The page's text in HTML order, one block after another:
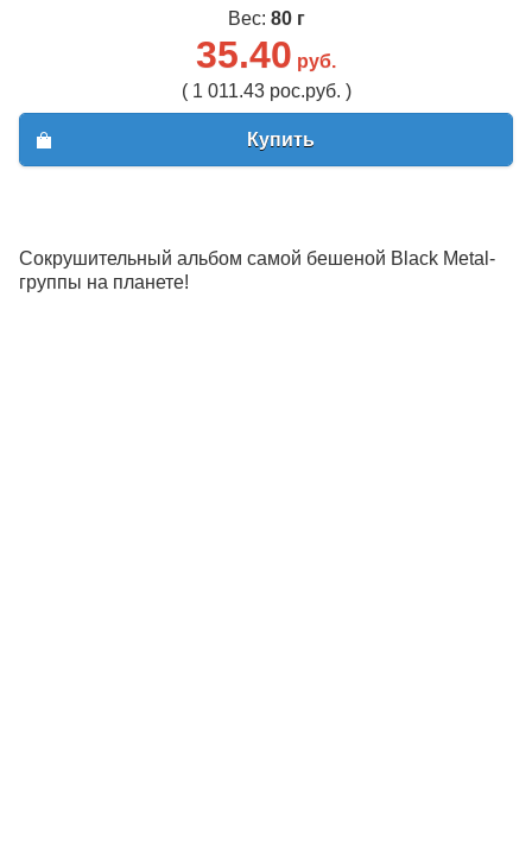
Вес: 80 г
35.40 руб.
( 1 011.43 рос.руб. )
Купить
Сокрушительный альбом самой бешеной Black Metal-
группы на планете!